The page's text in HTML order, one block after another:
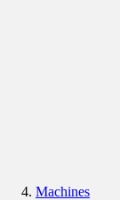
Machines